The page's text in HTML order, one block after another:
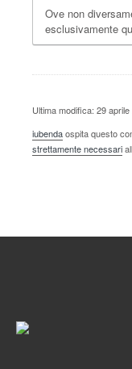
Ove non
esclusivamente
Ultima modifica: 29
iubendaospita questo
strettamente necessari